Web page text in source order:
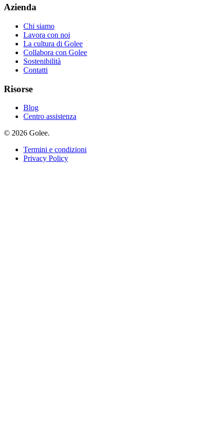
Azienda
Chi siamo
Lavora con noi
La cultura di Golee
Collabora con Golee
Sostenibilità
Contatti
Risorse
Blog
Centro assistenza
© 2026 Golee.
Termini e condizioni
Privacy Policy